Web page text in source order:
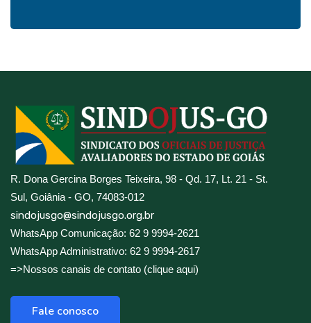
R. Dona Gercina Borges Teixeira, 98 - Qd. 17, Lt. 21 - St.
Sul, Goiânia - GO, 74083-012
sindojusgo@sindojusgo.org.br
WhatsApp Comunicação: 62 9 9994-2621
WhatsApp Administrativo: 62 9 9994-2617
=>Nossos canais de contato (clique aqui)
Fale conosco